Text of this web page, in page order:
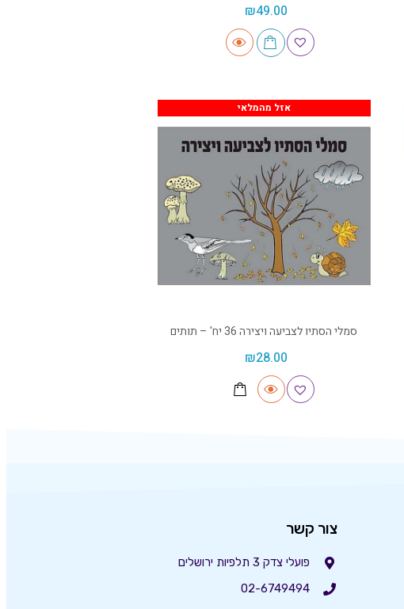
₪49.00
אזל מהמלאי
סמלי הסתיו לצביעה ויצירה 36 יח' – תותים
₪28.00
צור קשר
פועלי צדק 3 תלפיות ירושלים
02-6749494